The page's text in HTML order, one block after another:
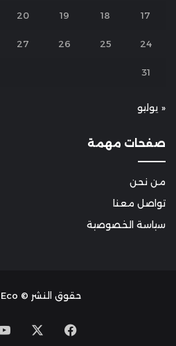
17
18
19
20
24
25
26
27
31
« يوليو
صفحات مهمة
من نحن
تواصل معنا
سياسة الخصوصية
حقوق النشر © Oriental Eco
Facebook